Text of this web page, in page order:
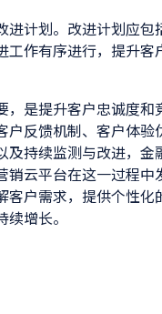
进计划。改进计划应包
工作有序进行，提升客
，是提升客户忠诚度和
户反馈机制、客户体验
及持续监测与改进，金
销云平台在这一过程中
客户需求，提供个性化
增长。